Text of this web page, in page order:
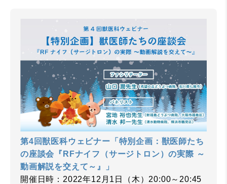
第4回獣医科ウェビナー「特別企画：獣医師たち
の座談会『RFナイフ（サージトロン）の実際 ～
動画解説を交えて～』」
開催日時：2022年12月1日（木）20:00～20:45